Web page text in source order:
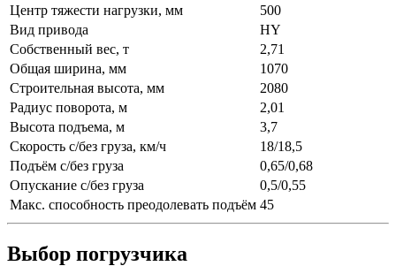
Центр тяжести нагрузки, мм
500
Вид привода
HY
Собственный вес, т
2,71
Общая ширина, мм
1070
Строительная высота, мм
2080
Радиус поворота, м
2,01
Высота подъема, м
3,7
Скорость с/без груза, км/ч
18/18,5
Подъём с/без груза
0,65/0,68
Опускание с/без груза
0,5/0,55
Макс. способность преодолевать подъём 45
Выбор погрузчика